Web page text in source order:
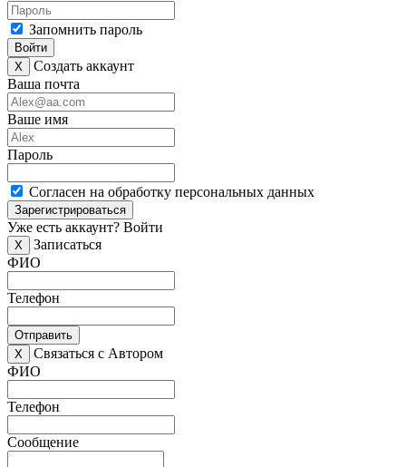
Запомнить пароль
Войти
X
Создать аккаунт
Ваша почта
Ваше имя
Пароль
Согласен на обработку персональных данных
Зарегистрироваться
Уже есть аккаунт? Войти
X
Записаться
ФИО
Телефон
Отправить
X
Связаться с Автором
ФИО
Телефон
Сообщение